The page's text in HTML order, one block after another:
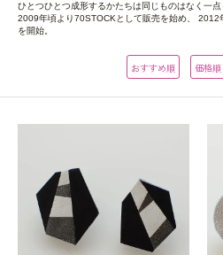
ひとつひとつ成形するかたちは同じものはなく一点
2009年頃より70STOCKとして販売を始め、 2012
を開始。
おすすめ順 価格順